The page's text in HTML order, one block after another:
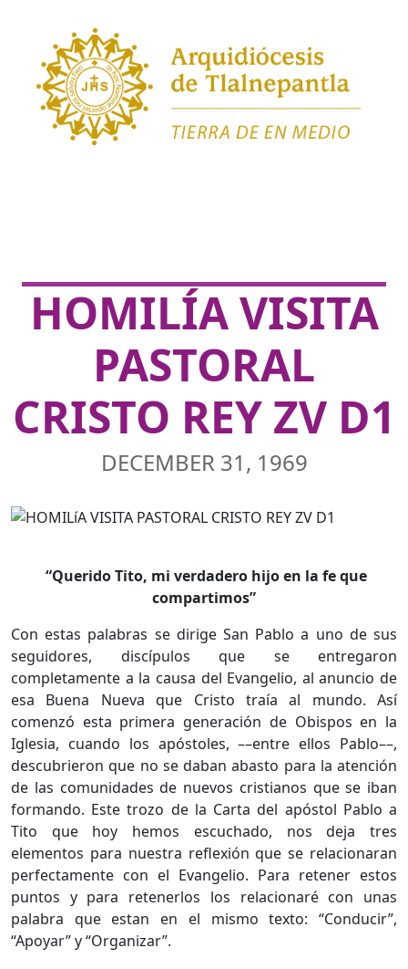
HOMILÍA VISITA
PASTORAL
CRISTO REY ZV D1
DECEMBER 31, 1969
“Querido Tito, mi verdadero hijo en la fe que
compartimos”
Con estas palabras se dirige San Pablo a uno de sus
seguidores, discípulos que se entregaron
completamente a la causa del Evangelio, al anuncio de
esa Buena Nueva que Cristo traía al mundo. Así
comenzó esta primera generación de Obispos en la
Iglesia, cuando los apóstoles, ––entre ellos Pablo––,
descubrieron que no se daban abasto para la atención
de las comunidades de nuevos cristianos que se iban
formando. Este trozo de la Carta del apóstol Pablo a
Tito que hoy hemos escuchado, nos deja tres
elementos para nuestra reflexión que se relacionaran
perfectamente con el Evangelio. Para retener estos
puntos y para retenerlos los relacionaré con unas
palabra que estan en el mismo texto: “Conducir”,
“Apoyar” y “Organizar”.